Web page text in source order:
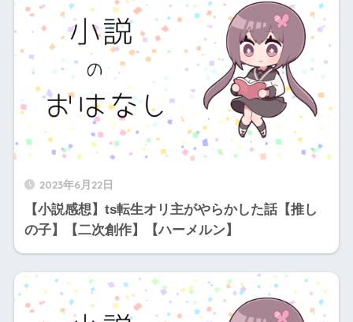
2023年6月22日
【小説感想】ts転生オリ主がやらかした話【推し
の子】【二次創作】【ハーメルン】